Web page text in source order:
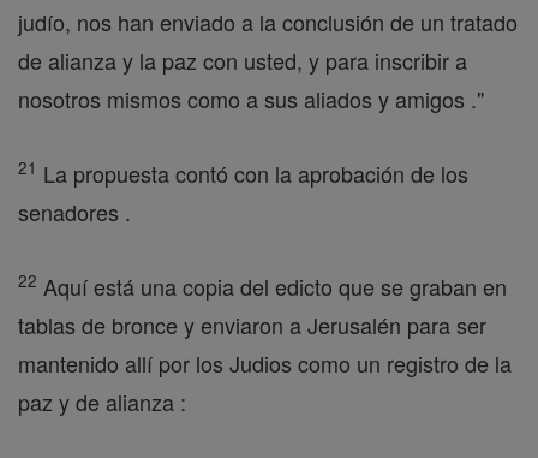
judío, nos han enviado a la conclusión de un tratado
de alianza y la paz con usted, y para inscribir a
nosotros mismos como a sus aliados y amigos ."
21 La propuesta contó con la aprobación de los
senadores .
22 Aquí está una copia del edicto que se graban en
tablas de bronce y enviaron a Jerusalén para ser
mantenido allí por los Judios como un registro de la
paz y de alianza :